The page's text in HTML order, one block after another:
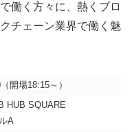
働く方々に、熱くブロ
チェーン業界で働く魅
開場18:15～）
HUB SQUARE
A